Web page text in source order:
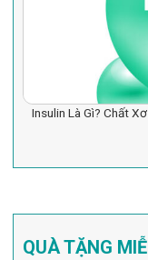
Insulin Là Gì? Chất
QUÀ TẶNG